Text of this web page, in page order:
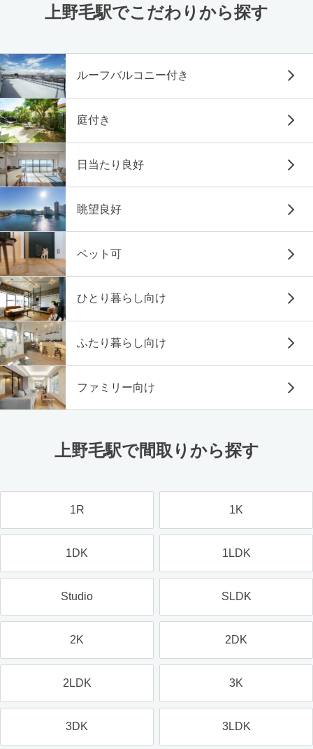
上野毛駅でこだわりから探す
ルーフバルコニー付き
庭付き
日当たり良好
眺望良好
ペット可
ひとり暮らし向け
ふたり暮らし向け
ファミリー向け
上野毛駅で間取りから探す
1R 1K
1DK 1LDK
Studio SLDK
2K 2DK
2LDK 3K
3DK 3LDK